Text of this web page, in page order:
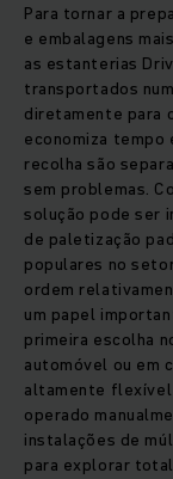
Para tornar a
e embalagens
as estanterias
transportados
diretamente para
economiza tempo
recolha são
sem problemas.
solução pode ser
de paletização
populares no
ordem
um papel
primeira escolha
automóvel ou em
altamente flexível
operado
instalações de
para explorar